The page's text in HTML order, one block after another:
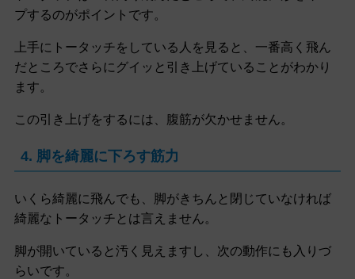
プするのがポイントです。
上手にトータッチをしている人を見ると、一番高く飛ん
だところでさらにグイッと引き上げていることがわかり
ます。
この引き上げをするには、腹筋が欠かせません。
4. 脚を綺麗に下ろす筋力
いくら綺麗に飛んでも、脚がきちんと閉じていなければ
綺麗なトータッチとは言えません。
脚が開いていると汚く見えますし、次の動作にも入りづ
らいです。